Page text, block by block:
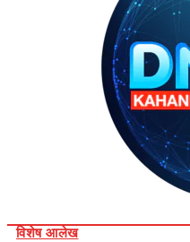
विशेष आलेख